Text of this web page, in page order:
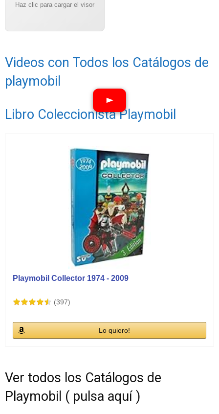
Haz clic para cargar el visor
Videos con Todos los Catálogos de
playmobil
Libro Coleccionista Playmobil
Playmobil Collector 1974 - 2009
(397)
Lo quiero!
Ver todos los Catálogos de
Playmobil ( pulsa aquí )